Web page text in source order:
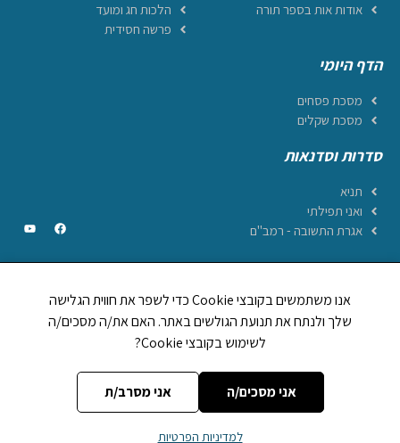
אודות אות בספר תורה
הלכות חג ומועד
פרשה חסידית
הדף היומי
מסכת פסחים
מסכת שקלים
סדרות וסדנאות
תניא
ואני תפילתי
אגרת התשובה - רמב"ם
CREATED BY JEWTECH
1,248,894 אות בספר תורה
אנו משתמשים בקובצי Cookie כדי לשפר את חווית הגלישה
שלך ולנתח את תנועת הגולשים באתר. האם את/ה מסכים/ה
לשימוש בקובצי Cookie?
אני מסכים/ה אני מסרב/ת
למדיניות הפרטיות